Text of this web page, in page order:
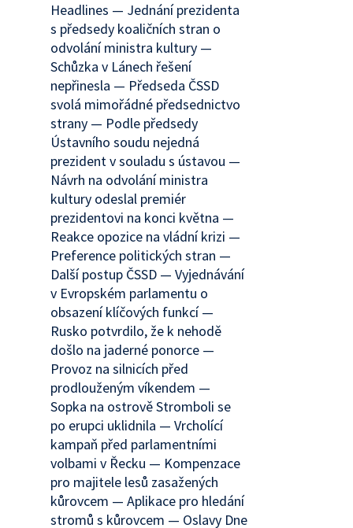
Headlines — Jednání prezidenta
s předsedy koaličních stran o
odvolání ministra kultury —
Schůzka v Lánech řešení
nepřinesla — Předseda ČSSD
svolá mimořádné předsednictvo
strany — Podle předsedy
Ústavního soudu nejedná
prezident v souladu s ústavou —
Návrh na odvolání ministra
kultury odeslal premiér
prezidentovi na konci května —
Reakce opozice na vládní krizi —
Preference politických stran —
Další postup ČSSD — Vyjednávání
v Evropském parlamentu o
obsazení klíčových funkcí —
Rusko potvrdilo, že k nehodě
došlo na jaderné ponorce —
Provoz na silnicích před
prodlouženým víkendem —
Sopka na ostrově Stromboli se
po erupci uklidnila — Vrcholící
kampaň před parlamentními
volbami v Řecku — Kompenzace
pro majitele lesů zasažených
kůrovcem — Aplikace pro hledání
stromů s kůrovcem — Oslavy Dne